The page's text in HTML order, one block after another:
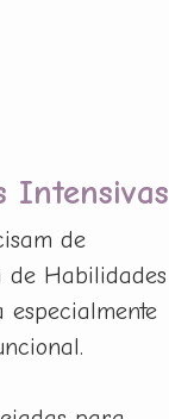
Intensivas
de
de Habilidades
especialmente